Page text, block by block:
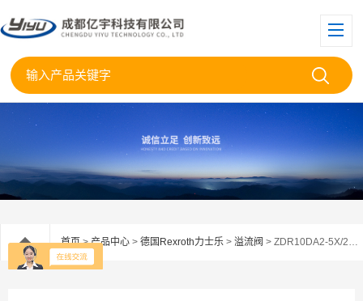
首页>产品中心 > 德国Rexroth力士乐 > 溢流阀 > ZDR10DA2-5X/210YMVRexroth力士乐叠加溢流阀ZDR10DA2-5X/210Y